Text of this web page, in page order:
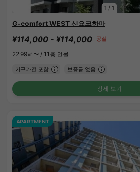
1 / 1
G-comfort WEST 신요코하마
¥114,000 - ¥114,000 공실
22.99㎡〜 / 11층 건물
가구가전 포함 보증금 없음
상세 보기
APARTMENT